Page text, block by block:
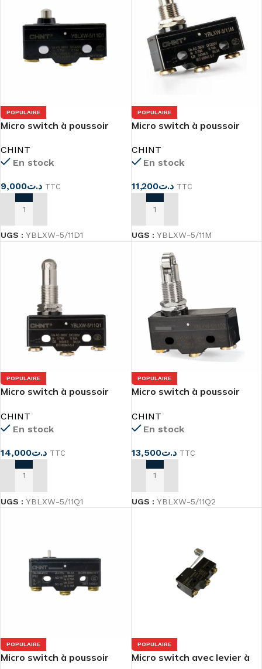
POPULAIRE
Micro switch à poussoir
CHINT
En stock
د.ت9,000 TTC
AJOUTER AU PANIER
UGS : YBLXW-5/11D1
POPULAIRE
Micro switch à poussoir
CHINT
En stock
د.ت11,200 TTC
AJOUTER AU PANIER
UGS : YBLXW-5/11M
POPULAIRE
Micro switch à poussoir
CHINT
En stock
د.ت14,000 TTC
AJOUTER AU PANIER
UGS : YBLXW-5/11Q1
POPULAIRE
Micro switch à poussoir
CHINT
En stock
د.ت13,500 TTC
AJOUTER AU PANIER
UGS : YBLXW-5/11Q2
POPULAIRE
Micro switch à poussoir
POPULAIRE
Micro switch avec levier à